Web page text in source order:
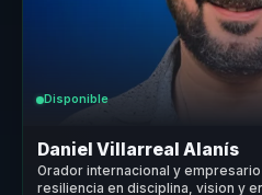
Disponible
Daniel Villarreal Alanís
Orador internacional y
resiliencia en disciplina, vision y